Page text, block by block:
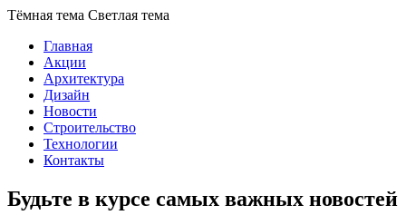
Тёмная тема Светлая тема
Главная
Акции
Архитектура
Дизайн
Новости
Строительство
Технологии
Контакты
Будьте в курсе самых важных новостей